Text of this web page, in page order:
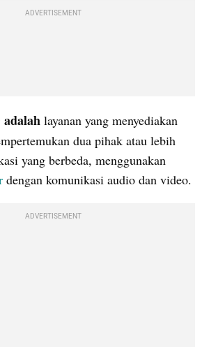
ADVERTISEMENT
adalah layanan yang menyediakan
dua pihak atau lebih
yang berbeda, menggunakan
dengan komunikasi audio dan video.
ADVERTISEMENT